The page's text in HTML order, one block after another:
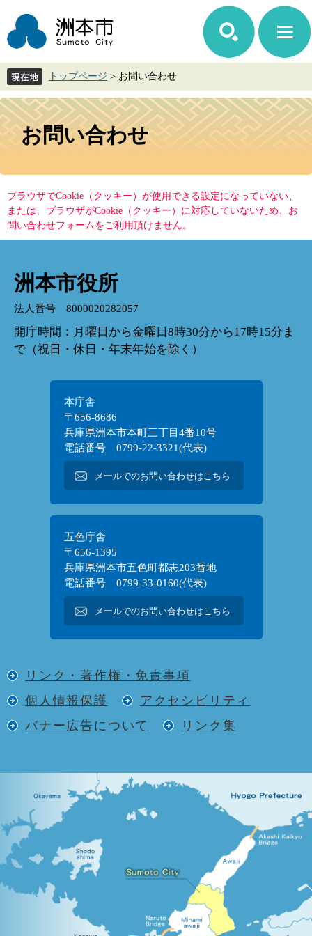
ジ
先
で
す。
ュ
を
ば
し
て
トップページ > お問い合わせ
本
文
お問い合わせ
ブラウザでCookie（クッキー）が使用できる設定になっていない、
または、ブラウザがCookie（クッキー）に対応していないため、お
問い合わせフォームをご利用頂けません。
洲本市役所
法人番号 8000020282057
開庁時間：月曜日から金曜日8時30分から17時15分ま
で（祝日・休日・年末年始を除く）
本庁舎
〒656-8686
兵庫県洲本市本町三丁目4番10号
電話番号 0799-22-3321(代表)
メールでのお問い合わせはこちら
五色庁舎
〒656-1395
兵庫県洲本市五色町都志203番地
電話番号 0799-33-0160(代表)
メールでのお問い合わせはこちら
リンク・著作権・免責事項
個人情報保護
アクセシビリティ
バナー広告について
リンク集